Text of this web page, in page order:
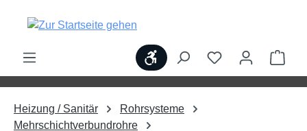
springen
Werkzeugleiste anzeigen
Heizung / Sanitär
Rohrsysteme
Mehrschichtverbundrohre